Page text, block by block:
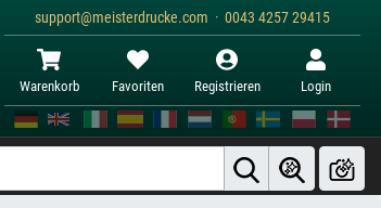
support@meisterdrucke.com · 0043 4257 29415
Warenkorb Favoriten Registrieren Login